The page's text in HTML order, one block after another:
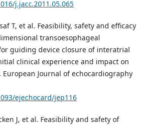
j.jacc.2011.05.065
T, et al. Feasibility, safety and efficacy
transoesophageal
guiding device closure of interatrial
clinical experience and impact on
Journal of echocardiography
ejechocard/jep116
J, et al. Feasibility and safety of